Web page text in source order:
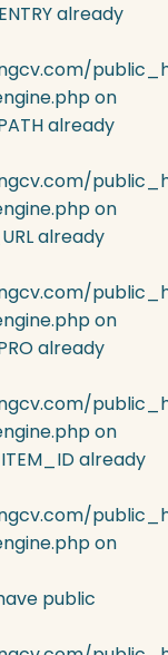
already
on
already
on
already
on
already
on
already
on
public